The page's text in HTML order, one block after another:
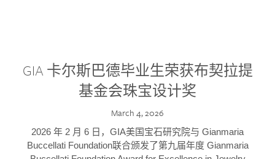
GIA 卡尔斯巴德毕业生荣获布契拉提
基金会珠宝设计奖
March 4, 2026
2026 年 2 月 6 日，GIA美国宝石研究院与 Gianmaria
Buccellati Foundation联合颁发了第九届年度 Gianmaria